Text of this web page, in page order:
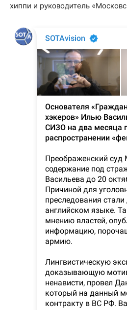
хиппи и руководитель